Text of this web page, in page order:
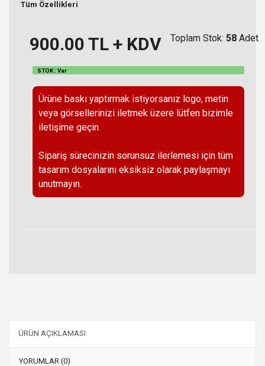
Tüm Özellikleri
900.00 TL + KDV Toplam Stok: 58 Adet
STOK : Var
Ürüne baskı yaptırmak istiyorsanız logo, metin
veya görsellerinizi iletmek üzere lütfen bizimle
iletişime geçin.
Sipariş sürecinizin sorunsuz ilerlemesi için tüm
tasarım dosyalarını eksiksiz olarak paylaşmayı
unutmayın.
ÜRÜN AÇIKLAMASI
YORUMLAR (0)